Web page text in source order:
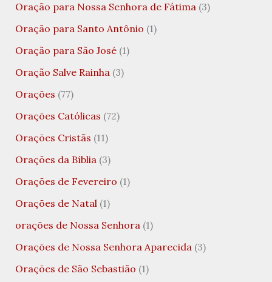
Oração para Nossa Senhora de Fátima(3)
Oração para Santo Antônio (1)
Oração para São José(1)
Oração Salve Rainha(3)
Orações (77)
Orações Católicas (72)
Orações Cristãs (11)
Orações da Bíblia(3)
Orações de Fevereiro (1)
Orações de Natal(1)
orações de Nossa Senhora(1)
Orações de Nossa Senhora Aparecida(3)
Orações de São Sebastião (1)